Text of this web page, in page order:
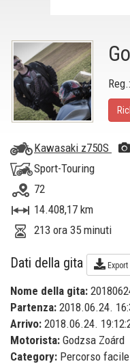
Kawasaki z750S
Sport-Touring
72
14.408,17 km
213 ora 35 minuti
Dati della gita Export
Nome della gita:
Partenza: 2018.06.24.
Arrivo: 2018.06.24.
Motorista: Godzsa Zoárd
Category: Percorso facile